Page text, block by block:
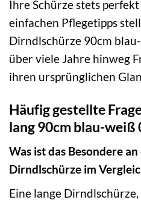
Ihre Schürze stets
einfachen Pflegetipps
Dirndlschürze 90cm
über viele Jahre hinweg
ihren ursprünglichen
Häufig gestellte
lang 90cm blau-weiß
Was ist das Besondere
Dirndlschürze im
Eine lange